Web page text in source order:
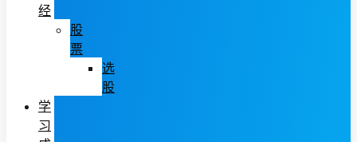
经
股
票
选
股
学
习